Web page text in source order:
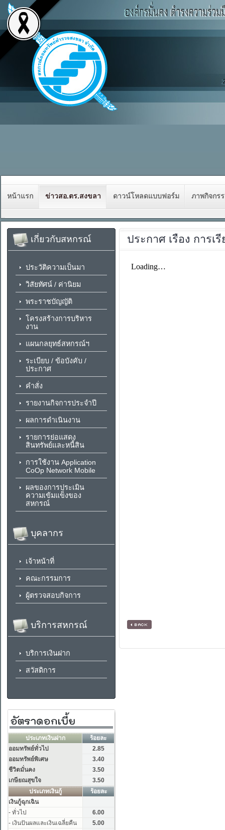
หน้าแรก ข่าวสอ.ตร.สงขลา ดาวน์โหลดแบบฟอร์ม ภาพกิจกร
ประกาศ เรื่อง การเ
[ กลับหน้าหลัก ]
เกี่ยวกับสหกรณ์
ประวัติความเป็นมา
วิสัยทัศน์ / ค่านิยม
พระราชบัญญัติ
โครงสร้างการบริหาร
งาน
แผนกลยุทธ์สหกรณ์ฯ
ระเบียบ / ข้อบังคับ /
ประกาศ
คำสั่ง
รายงานกิจการประจำปี
ผลการดำเนินงาน
รายการย่อแสดง
สินทรัพย์และหนี้สิน
การใช้งาน Application
CoOp Network Mobile
ผลของการประเมิน
ความเข้มแข็งของ
สหกรณ์
บุคลากร
เจ้าหน้าที่
คณะกรรมการ
ผู้ตรวจสอบกิจการ
บริการสหกรณ์
บริการเงินฝาก
สวัสดิการ